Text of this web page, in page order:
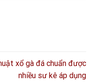
xổ gà đá chuẩn được
nhiều sư kê áp dụng